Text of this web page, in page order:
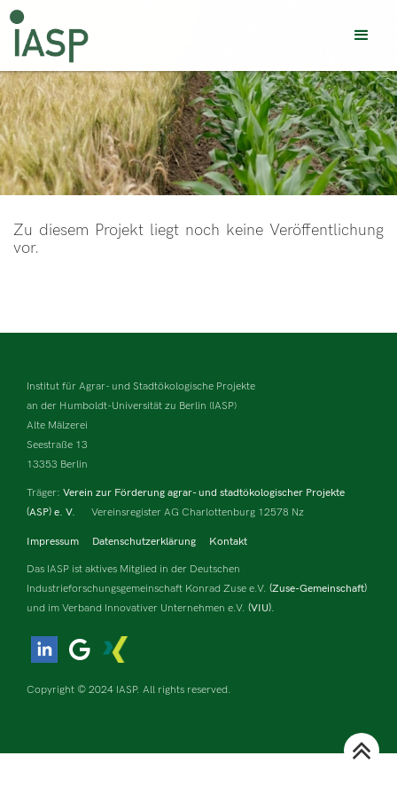
Zu diesem Projekt liegt noch keine Veröffentlichung
vor.
Institut für Agrar- und Stadtökologische Projekte
an der Humboldt-Universität zu Berlin (IASP)
Alte Mälzerei
Seestraße 13
13353 Berlin
Träger: Verein zur Förderung agrar- und stadtökologischer Projekte
(ASP) e. V.
Vereinsregister AG Charlottenburg 12578 Nz
Impressum Datenschutzerklärung Kontakt
Das IASP ist aktives Mitglied in der Deutschen
Industrieforschungsgemeinschaft Konrad Zuse e.V. (Zuse-Gemeinschaft)
und im Verband Innovativer Unternehmen e.V. (VIU).
Copyright © 2024 IASP. All rights reserved.